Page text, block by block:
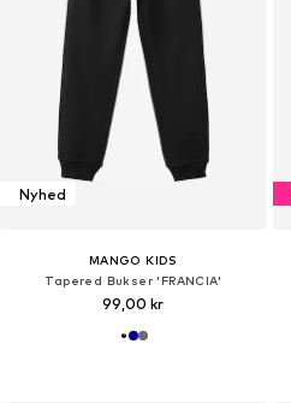
Nyhed
MANGO KIDS
Tapered Bukser 'FRANCIA'
99,00 kr